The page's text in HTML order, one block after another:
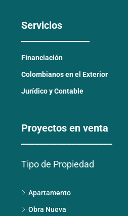
Servicios
Financiación
Colombianos en el Exterior
Jurídico y Contable
Proyectos en venta
Tipo de Propiedad
Apartamento
Obra Nueva